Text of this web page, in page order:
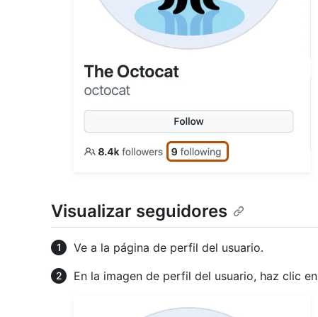
Visualizar seguidores
Ve a la página de perfil del usuario.
En la imagen de perfil del usuario, haz clic en